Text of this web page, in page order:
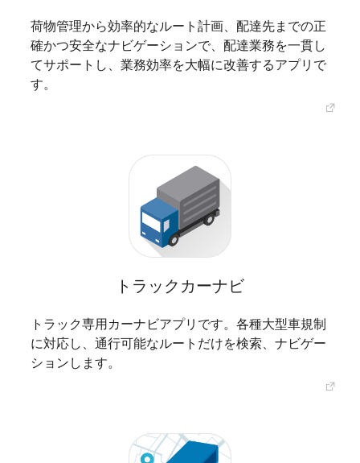
荷物管理から効率的なルート計画、配達先までの正
確かつ安全なナビゲーションで、配達業務を一貫し
てサポートし、業務効率を大幅に改善するアプリで
す。
トラックカーナビ
トラック専用カーナビアプリです。各種大型車規制
に対応し、通行可能なルートだけを検索、ナビゲー
ションします。